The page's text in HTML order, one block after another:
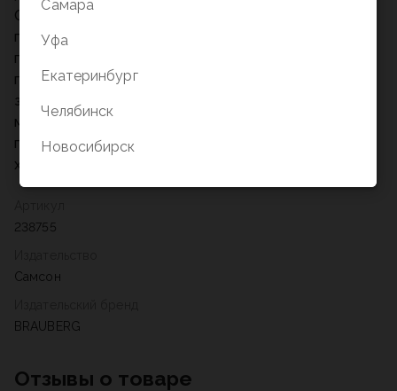
238755
Самсон
BRAUBERG
Обложка оснащена RFID защитой - специальной
подкладкой, которая блокирует внешний сигнал и
препятствует считыванию данных с карт. Важным
преимуществом является то, что обложка плотно
закрывается благодаря магнитной застежке. Этот
многофункциональный аксессуар удобен в
путешествиях и повседневной жизни, позволяя
хранить все важные документы в одном месте.
Отзывы о товаре
Самара
Уфа
Екатеринбург
Челябинск
Новосибирск